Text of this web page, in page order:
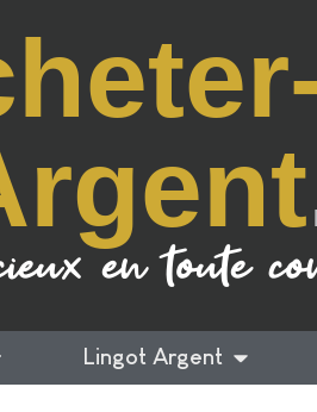
en toute
Lingot Argent